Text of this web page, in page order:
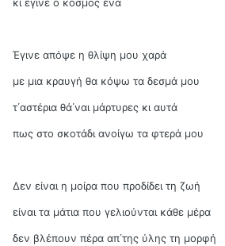
κι έγινε ο κόσμος ένα
Έγινε απόψε η θλίψη μου χαρά
με μια κραυγή θα κόψω τα δεσμά μου
τ΄αστέρια θά΄ναι μάρτυρες κι αυτά
πως στο σκοτάδι ανοίγω τα φτερά μου
Δεν είναι η μοίρα που προδίδει τη ζωή
είναι τα μάτια που γελιούνται κάθε μέρα
δεν βλέπουν πέρα απ΄της ύλης τη μορφή